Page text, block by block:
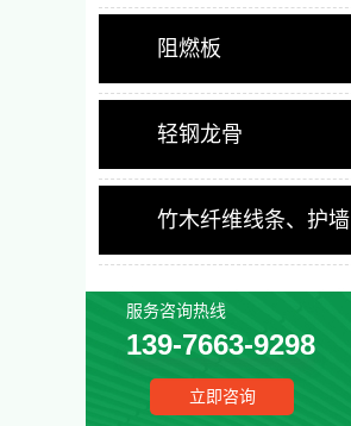
阻燃板
轻钢龙骨
竹木纤维线条、护墙
板
服务咨询热线
139-7663-9298
立即咨询